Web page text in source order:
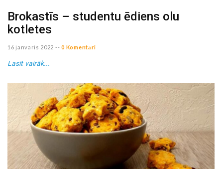
Brokastīs – studentu ēdiens olu
kotletes
16 janvaris 2022 -- 0 Komentāri
Lasīt vairāk...